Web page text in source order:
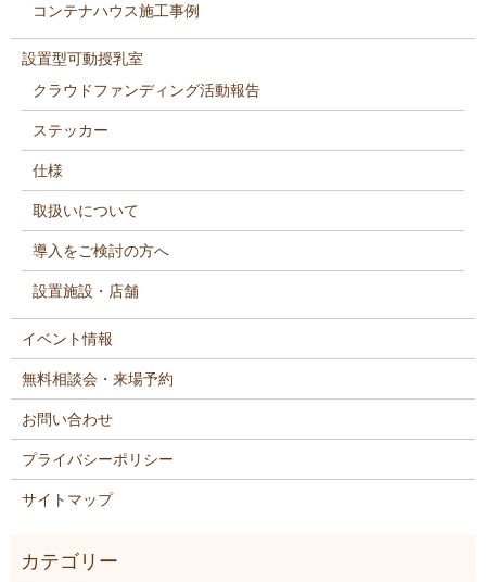
コンテナハウス施工事例
設置型可動授乳室
クラウドファンディング活動報告
ステッカー
仕様
取扱いについて
導入をご検討の方へ
設置施設・店舗
イベント情報
無料相談会・来場予約
お問い合わせ
プライバシーポリシー
サイトマップ